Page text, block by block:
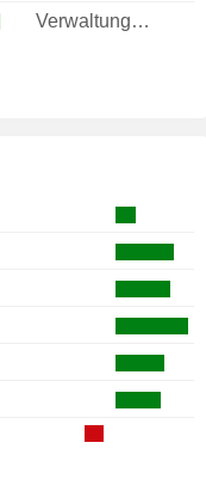
Verwaltungsratsmitglied